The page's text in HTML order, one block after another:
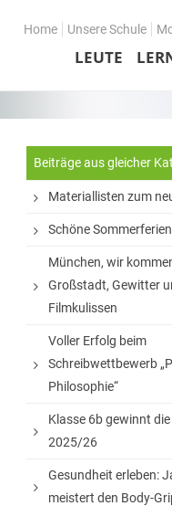
Home Unsere Schule
LEUTE
Beiträge aus gleicher
Materiallisten zum
Schöne
München, wir
Großstadt, Gewitter
Filmkulissen
Voller Erfolg beim
Schreibwettbewerb
Philosophie“
Klasse 6b gewinnt
2025/26
Gesundheit erleben:
meistert den Body-